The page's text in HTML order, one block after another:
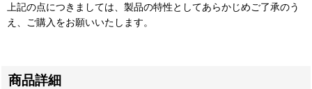
上記の点につきましては、製品の特性としてあらかじめご了承のう
え、ご購入をお願いいたします。
商品詳細